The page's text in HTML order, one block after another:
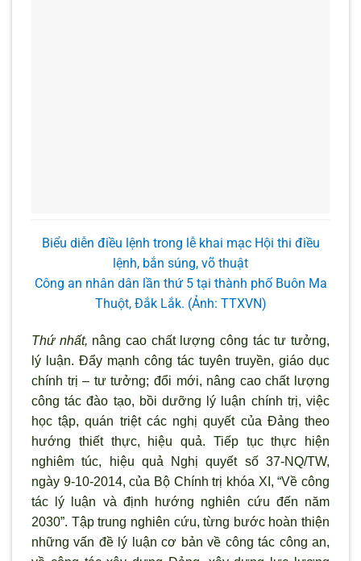
Biểu diễn điều lệnh trong lễ khai mạc Hội thi điều
lệnh, bắn súng, võ thuật
Công an nhân dân lần thứ 5 tại thành phố Buôn Ma
Thuột, Đắk Lắk. (Ảnh: TTXVN)
Thứ nhất, nâng cao chất lượng công tác tư tưởng,
lý luận. Đẩy mạnh công tác tuyên truyền, giáo dục
chính trị – tư tưởng; đổi mới, nâng cao chất lượng
công tác đào tạo, bồi dưỡng lý luận chính trị, việc
học tập, quán triệt các nghị quyết của Đảng theo
hướng thiết thực, hiệu quả. Tiếp tục thực hiện
nghiêm túc, hiệu quả Nghị quyết số 37-NQ/TW,
ngày 9-10-2014, của Bộ Chính trị khóa XI, “Về công
tác lý luận và định hướng nghiên cứu đến năm
2030”. Tập trung nghiên cứu, từng bước hoàn thiện
những vấn đề lý luận cơ bản về công tác công an,